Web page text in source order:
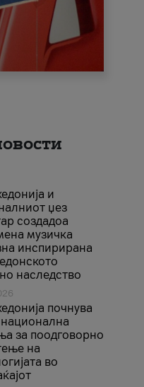
и
џез
создадоа
музичка
инспирирана
наследство
почнува
за поодговорно
на
во